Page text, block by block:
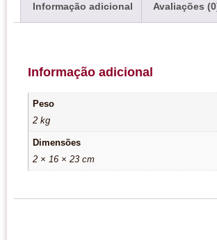
Informação adicional Avaliações
Informação adicional
Peso
2 kg
Dimensões
2 × 16 × 23 cm